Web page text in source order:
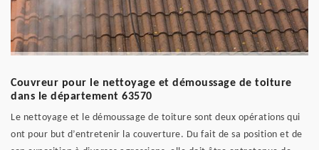
Couvreur pour le nettoyage et démoussage de toiture
dans le département 63570
Le nettoyage et le démoussage de toiture sont deux opérations qui
ont pour but d’entretenir la couverture. Du fait de sa position et de